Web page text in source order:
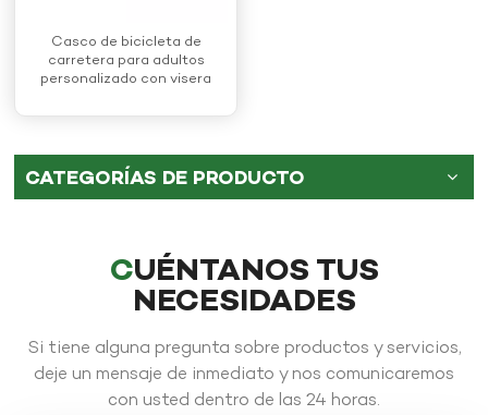
Casco de bicicleta de
carretera para adultos
personalizado con visera
CATEGORÍAS DE PRODUCTO
CUÉNTANOS TUS
NECESIDADES
Si tiene alguna pregunta sobre productos y servicios,
deje un mensaje de inmediato y nos comunicaremos
con usted dentro de las 24 horas.